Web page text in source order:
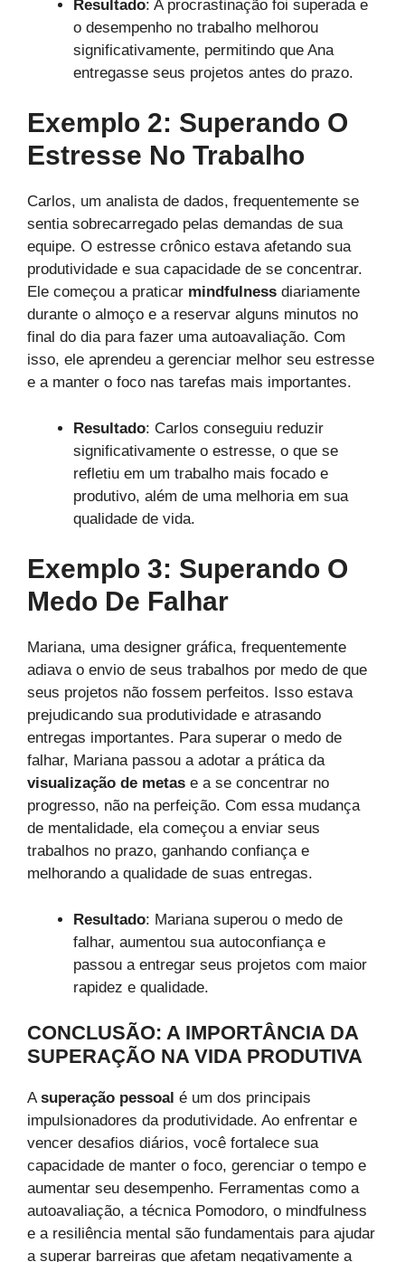
Resultado: A procrastinação foi superada e
o desempenho no trabalho melhorou
significativamente, permitindo que Ana
entregasse seus projetos antes do prazo.
Exemplo 2: Superando O
Estresse No Trabalho
Carlos, um analista de dados, frequentemente se
sentia sobrecarregado pelas demandas de sua
equipe. O estresse crônico estava afetando sua
produtividade e sua capacidade de se concentrar.
Ele começou a praticar mindfulness diariamente
durante o almoço e a reservar alguns minutos no
final do dia para fazer uma autoavaliação. Com
isso, ele aprendeu a gerenciar melhor seu estresse
e a manter o foco nas tarefas mais importantes.
Resultado: Carlos conseguiu reduzir
significativamente o estresse, o que se
refletiu em um trabalho mais focado e
produtivo, além de uma melhoria em sua
qualidade de vida.
Exemplo 3: Superando O
Medo De Falhar
Mariana, uma designer gráfica, frequentemente
adiava o envio de seus trabalhos por medo de que
seus projetos não fossem perfeitos. Isso estava
prejudicando sua produtividade e atrasando
entregas importantes. Para superar o medo de
falhar, Mariana passou a adotar a prática da
visualização de metas e a se concentrar no
progresso, não na perfeição. Com essa mudança
de mentalidade, ela começou a enviar seus
trabalhos no prazo, ganhando confiança e
melhorando a qualidade de suas entregas.
Resultado: Mariana superou o medo de
falhar, aumentou sua autoconfiança e
passou a entregar seus projetos com maior
rapidez e qualidade.
CONCLUSÃO: A IMPORTÂNCIA DA
SUPERAÇÃO NA VIDA PRODUTIVA
Asuperação pessoal é um dos principais
impulsionadores da produtividade. Ao enfrentar e
vencer desafios diários, você fortalece sua
capacidade de manter o foco, gerenciar o tempo e
aumentar seu desempenho. Ferramentas como a
autoavaliação, a técnica Pomodoro, o mindfulness
e a resiliência mental são fundamentais para ajudar
a superar barreiras que afetam negativamente a